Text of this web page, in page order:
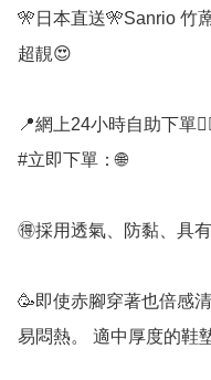
🎌日本直送🎌Sanrio 竹
超靚😍
📍網上24小時自助下單
#立即下單：🌐
🉐採用透氣、防黏、具
🥳即使赤腳穿著也倍感
易悶熱。 適中厚度的鞋